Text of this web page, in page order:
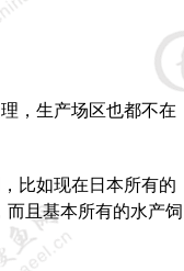
5.福
6.福
8.连
，生产场区也都不在
比如现在日本所有的
而且基本所有的水产饲